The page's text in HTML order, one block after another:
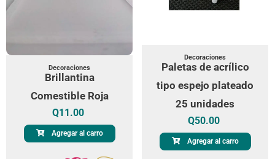
Decoraciones
Brillantina
Comestible Roja
Q11.00
Agregar al carro
Decoraciones
Paletas de acrílico
tipo espejo plateado
25 unidades
Q50.00
Agregar al carro